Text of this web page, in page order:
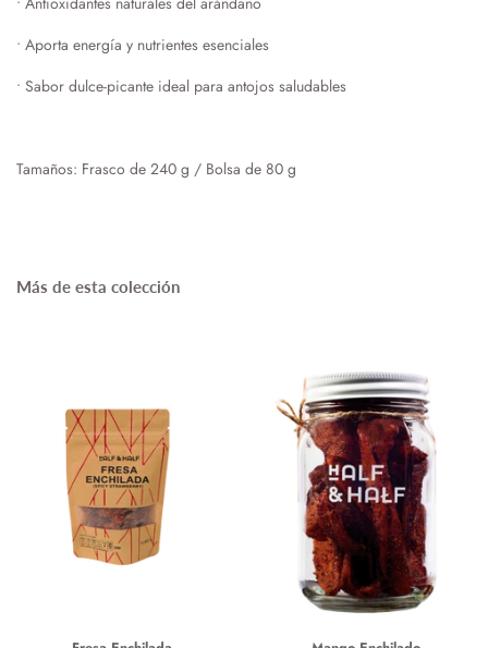
• Aporta energía y nutrientes esenciales
• Sabor dulce-picante ideal para antojos saludables
Tamaños: Frasco de 240 g / Bolsa de 80 g
Más de esta colección